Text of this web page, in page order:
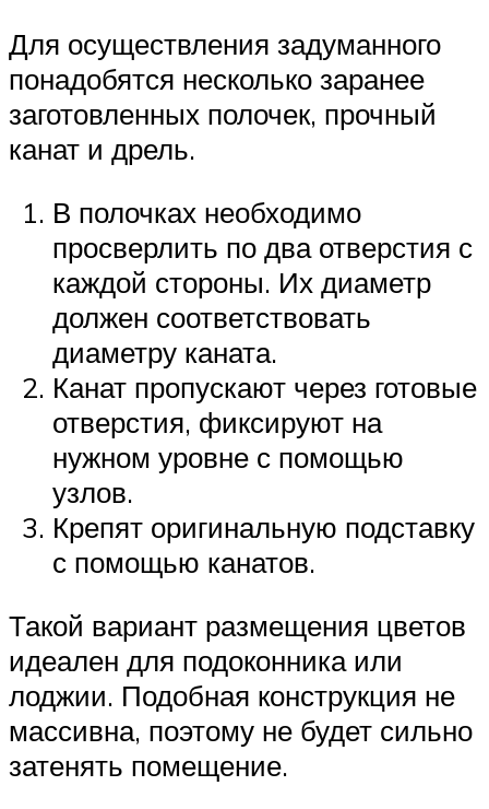
Для осуществления задуманного
понадобятся несколько заранее
заготовленных полочек, прочный
канат и дрель.
В полочках необходимо
просверлить по два отверстия с
каждой стороны. Их диаметр
должен соответствовать
диаметру каната.
Канат пропускают через готовые
отверстия, фиксируют на
нужном уровне с помощью
узлов.
Крепят оригинальную подставку
с помощью канатов.
Такой вариант размещения цветов
идеален для подоконника или
лоджии. Подобная конструкция не
массивна, поэтому не будет сильно
затенять помещение.